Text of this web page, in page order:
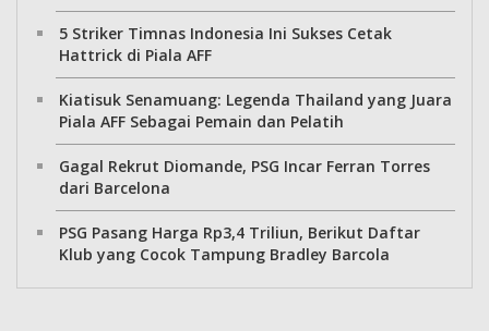
5 Striker Timnas Indonesia Ini Sukses Cetak
Hattrick di Piala AFF
Kiatisuk Senamuang: Legenda Thailand yang Juara
Piala AFF Sebagai Pemain dan Pelatih
Gagal Rekrut Diomande, PSG Incar Ferran Torres
dari Barcelona
PSG Pasang Harga Rp3,4 Triliun, Berikut Daftar
Klub yang Cocok Tampung Bradley Barcola